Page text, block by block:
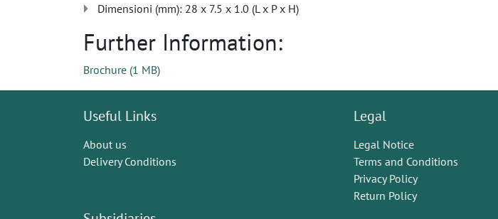
Dimensioni (mm): 28 x 7.5 x 1.0 (L x P x H)
Further Information:
Brochure (1 MB)
Useful Links
About us
Delivery Conditions
Legal
Legal Notice
Terms and Conditions
Privacy Policy
Return Policy